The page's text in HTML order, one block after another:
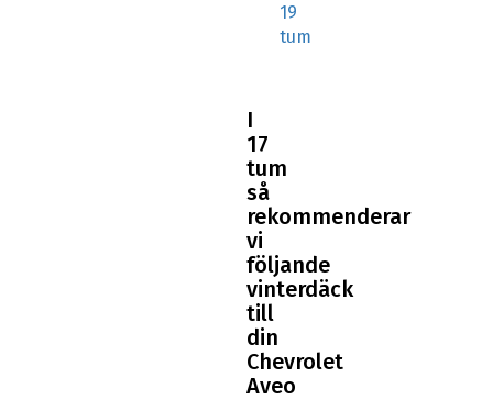
19
tum
I
17
tum
så
rekommenderar
vi
följande
vinterdäck
till
din
Chevrolet
Aveo